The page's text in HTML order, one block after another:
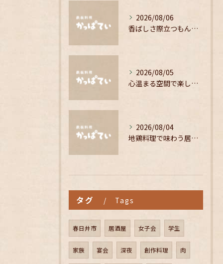
2026/08/06
香ばしさ際立つもんじゃ焼きの魅力解剖
2026/08/05
心温まる空間で楽しむこだわりの居酒屋料理
2026/08/04
地鶏料理で味わう居酒屋の温かい空間
タグ Tags
春日井市 居酒屋 女子会 学生
家族 宴会 深夜 創作料理 肉